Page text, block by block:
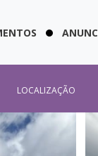
LOCALIZAÇÃO